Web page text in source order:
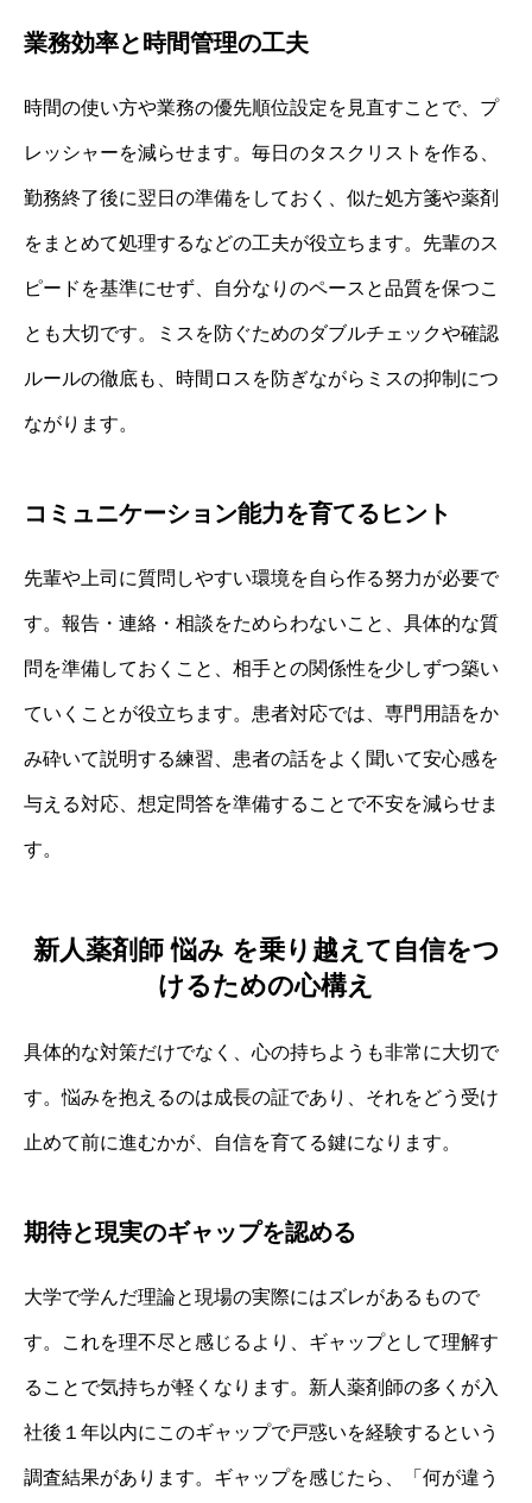
業務効率と時間管理の工夫
時間の使い方や業務の優先順位設定を見直すことで、プ
レッシャーを減らせます。毎日のタスクリストを作る、
勤務終了後に翌日の準備をしておく、似た処方箋や薬剤
をまとめて処理するなどの工夫が役立ちます。先輩のス
ピードを基準にせず、自分なりのペースと品質を保つこ
とも大切です。ミスを防ぐためのダブルチェックや確認
ルールの徹底も、時間ロスを防ぎながらミスの抑制につ
ながります。
コミュニケーション能力を育てるヒント
先輩や上司に質問しやすい環境を自ら作る努力が必要で
す。報告・連絡・相談をためらわないこと、具体的な質
問を準備しておくこと、相手との関係性を少しずつ築い
ていくことが役立ちます。患者対応では、専門用語をか
み砕いて説明する練習、患者の話をよく聞いて安心感を
与える対応、想定問答を準備することで不安を減らせま
す。
新人薬剤師 悩み を乗り越えて自信をつ
けるための心構え
具体的な対策だけでなく、心の持ちようも非常に大切で
す。悩みを抱えるのは成長の証であり、それをどう受け
止めて前に進むかが、自信を育てる鍵になります。
期待と現実のギャップを認める
大学で学んだ理論と現場の実際にはズレがあるもので
す。これを理不尽と感じるより、ギャップとして理解す
ることで気持ちが軽くなります。新人薬剤師の多くが入
社後１年以内にこのギャップで戸惑いを経験するという
調査結果があります。ギャップを感じたら、「何が違う